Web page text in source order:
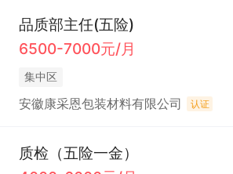
品质部主任(五险)
6500-7000元/月
集中区
安徽康采恩包装材料有限公司 认证
质检（五险一金）